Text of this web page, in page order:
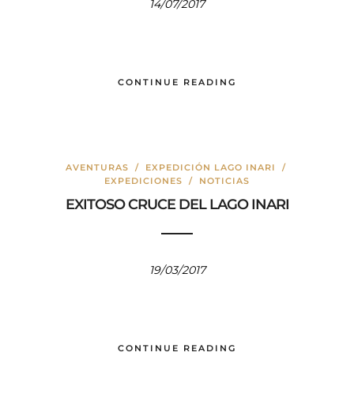
14/07/2017
CONTINUE READING
AVENTURAS / EXPEDICIÓN LAGO INARI
/
EXPEDICIONES / NOTICIAS
EXITOSO CRUCE DEL LAGO INARI
19/03/2017
CONTINUE READING